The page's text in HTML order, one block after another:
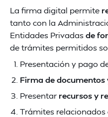
La firma digital permite
tanto con la
Entidades Privadasde
de trámites permitidos
Presentación y pago
Firma de
Presentar recursos y
Trámites relacionados